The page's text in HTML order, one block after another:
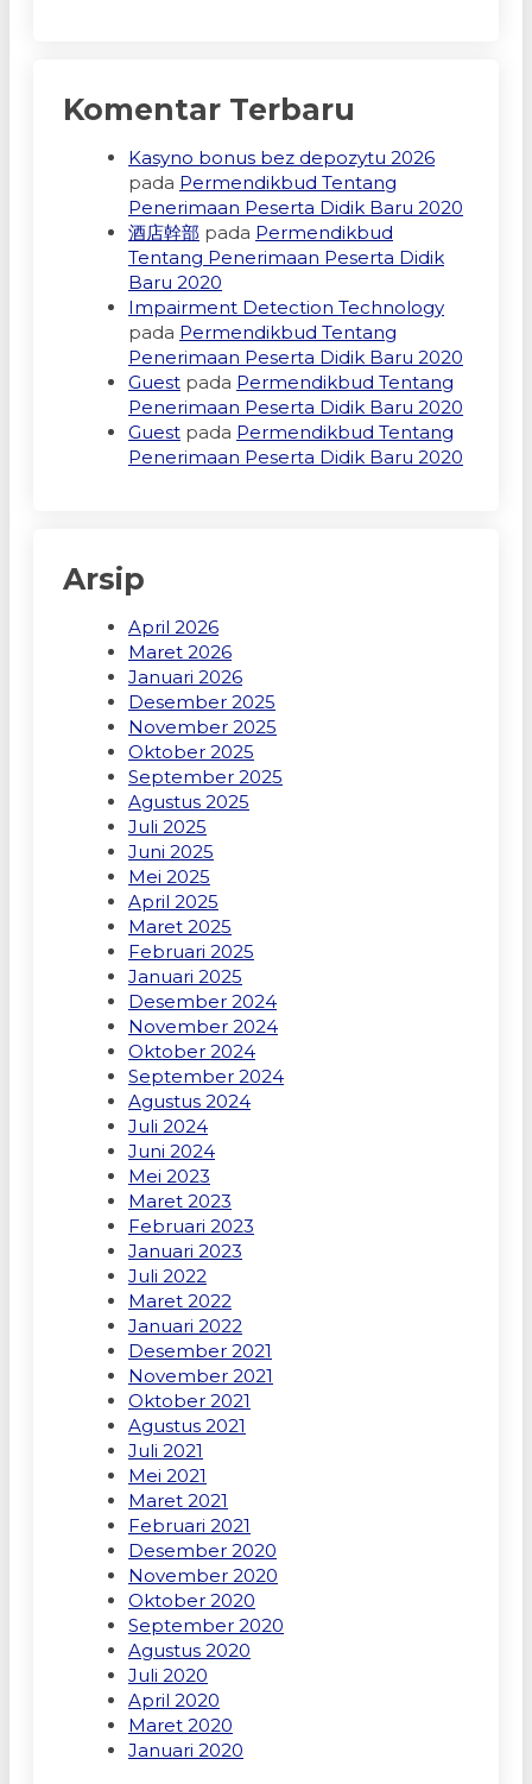
Komentar Terbaru
Kasyno bonus bez depozytu 2026
pada Permendikbud Tentang
Penerimaan Peserta Didik Baru 2020
酒店幹部 pada Permendikbud
Tentang Penerimaan Peserta Didik
Baru 2020
Impairment Detection Technology
pada Permendikbud Tentang
Penerimaan Peserta Didik Baru 2020
Guest pada Permendikbud Tentang
Penerimaan Peserta Didik Baru 2020
Guest pada Permendikbud Tentang
Penerimaan Peserta Didik Baru 2020
Arsip
April 2026
Maret 2026
Januari 2026
Desember 2025
November 2025
Oktober 2025
September 2025
Agustus 2025
Juli 2025
Juni 2025
Mei 2025
April 2025
Maret 2025
Februari 2025
Januari 2025
Desember 2024
November 2024
Oktober 2024
September 2024
Agustus 2024
Juli 2024
Juni 2024
Mei 2023
Maret 2023
Februari 2023
Januari 2023
Juli 2022
Maret 2022
Januari 2022
Desember 2021
November 2021
Oktober 2021
Agustus 2021
Juli 2021
Mei 2021
Maret 2021
Februari 2021
Desember 2020
November 2020
Oktober 2020
September 2020
Agustus 2020
Juli 2020
April 2020
Maret 2020
Januari 2020